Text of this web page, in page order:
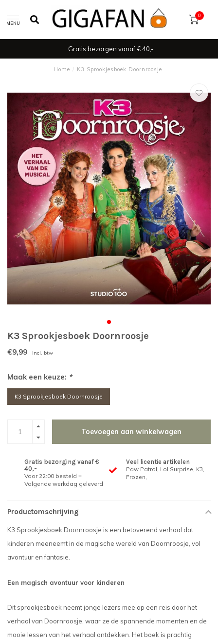
MENU
0
Gratis bezorgen vanaf € 40,-
Home / K3 Sprookjesboek Doornroosje
K3 Sprookjesboek Doornroosje
€9,99 Incl. btw
Maak een keuze: *
K3 Sprookjesboek Doornroosje
Toevoegen aan winkelwagen
Gratis bezorging vanaf €
40,-
Voor 22:00 besteld =
Volgende werkdag geleverd
Veel licentie artikelen
Paw Patrol, Lol Surprise, K3,
Frozen,
Productomschrijving
K3 Sprookjesboek Doornroosje is een betoverend verhaal dat
kinderen meeneemt in de magische wereld van Doornroosje, vol
avontuur en fantasie.
Een magisch avontuur voor kinderen
Dit sprookjesboek neemt jonge lezers mee op een reis door het
verhaal van Doornroosje, waar ze de spannende momenten en de
mooie lessen van het verhaal ontdekken. Het boek is prachtig